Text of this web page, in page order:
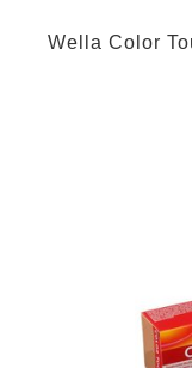
Wella Color